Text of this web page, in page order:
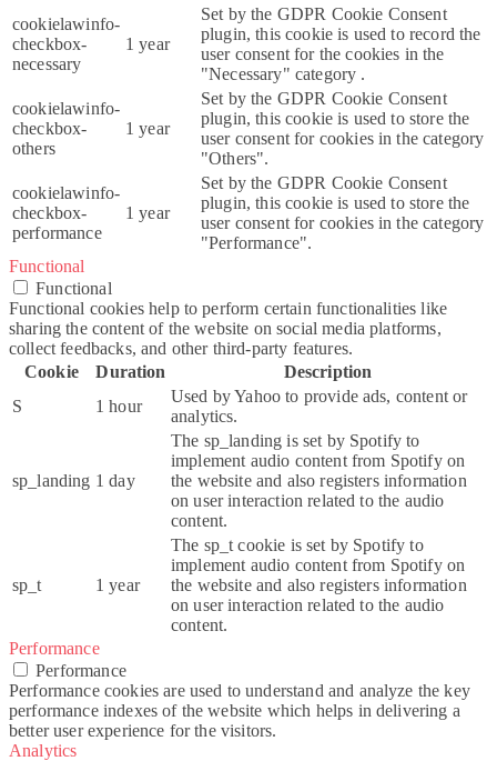
cookielawinfo-
checkbox-
necessary
1 year
Set by the GDPR Cookie Consent
plugin, this cookie is used to record the
user consent for the cookies in the
"Necessary" category .
cookielawinfo-
checkbox-
others
1 year
Set by the GDPR Cookie Consent
plugin, this cookie is used to store the
user consent for cookies in the category
"Others".
cookielawinfo-
checkbox-
performance
1 year
Set by the GDPR Cookie Consent
plugin, this cookie is used to store the
user consent for cookies in the category
"Performance".
Functional
Functional
Functional cookies help to perform certain functionalities like
sharing the content of the website on social media platforms,
collect feedbacks, and other third-party features.
Cookie
Duration
Description
S
1 hour
Used by Yahoo to provide ads, content or
analytics.
sp_landing 1 day
The sp_landing is set by Spotify to
implement audio content from Spotify on
the website and also registers information
on user interaction related to the audio
content.
sp_t 1 year
The sp_t cookie is set by Spotify to
implement audio content from Spotify on
the website and also registers information
on user interaction related to the audio
content.
Performance
Performance
Performance cookies are used to understand and analyze the key
performance indexes of the website which helps in delivering a
better user experience for the visitors.
Analytics